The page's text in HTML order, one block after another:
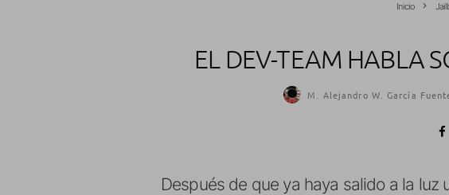
Inicio
EL DEV-TEAM HABLA
M. Alejandro W. García
Después de que ya haya salido a la luz